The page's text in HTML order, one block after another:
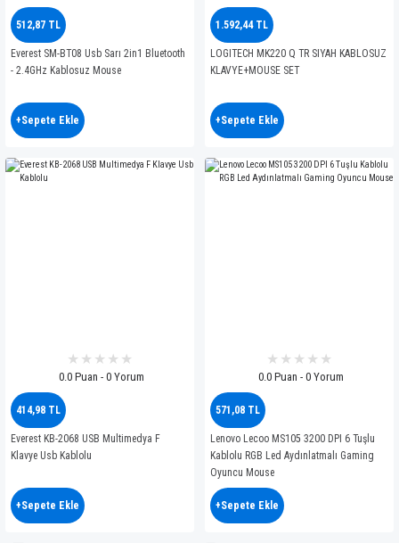
512,87 TL
Everest SM-BT08 Usb Sarı 2in1 Bluetooth
- 2.4GHz Kablosuz Mouse
+Sepete Ekle
1.592,44 TL
LOGITECH MK220 Q TR SIYAH KABLOSUZ
KLAVYE+MOUSE SET
+Sepete Ekle
0.0 Puan - 0 Yorum
414,98 TL
Everest KB-2068 USB Multimedya F
Klavye Usb Kablolu
+Sepete Ekle
0.0 Puan - 0 Yorum
571,08 TL
Lenovo Lecoo MS105 3200 DPI 6 Tuşlu
Kablolu RGB Led Aydınlatmalı Gaming
Oyuncu Mouse
+Sepete Ekle